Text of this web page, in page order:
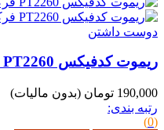
دوست داشتن
ریموت کدفیکس PT2260 فرکانس 315
190,000 تومان
(بدون مالیات)
رتبه بندی:
(0)